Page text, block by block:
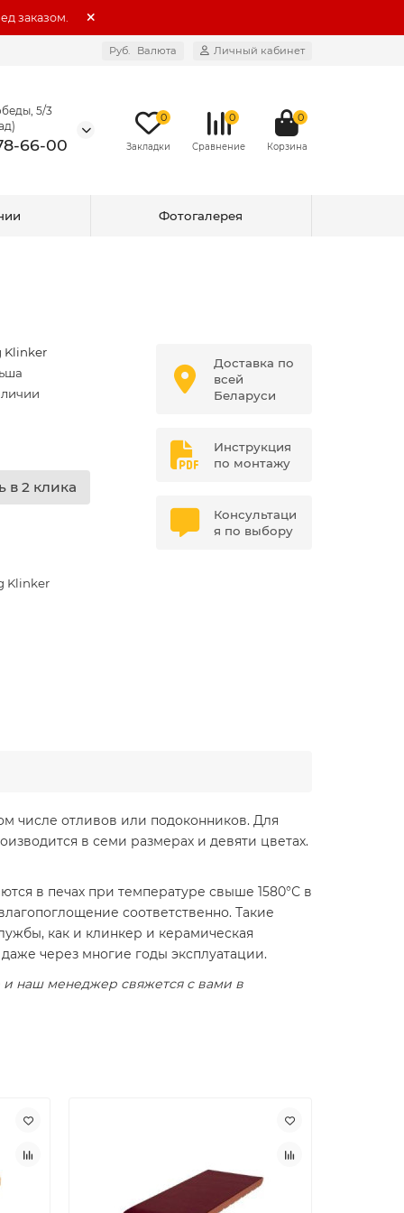
заказом.
Руб. Валюта Личный кабинет
5/3
66-00
0 0 0
Фотогалерея
Klinker
в 2 клика
Klinker
Доставка по
всей
Беларуси
Инструкция
по монтажу
Консультаци
я по выбору
числе отливов или подоконников. Для
в семи размерах и девяти цветах.
в печах при температуре свыше 1580°С в
соответственно. Такие
как и клинкер и керамическая
через многие годы эксплуатации.
и наш менеджер свяжется с вами в